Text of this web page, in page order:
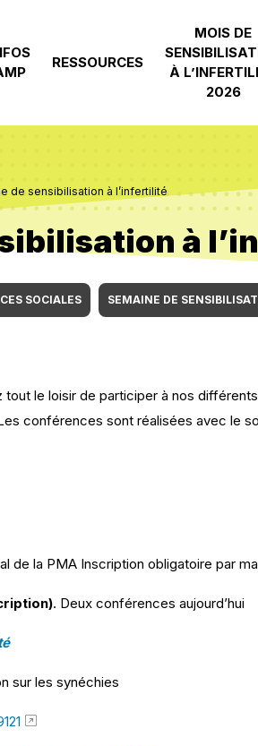
RESSOURCES
MOIS DE
À
2026
de sensibilisation à l’infertilité
à
SOCIALES SEMAINE DE
le loisir de participer à nos
conférences sont réalisées avec le
de la PMA Inscription obligatoire par
. Deux conférences aujourd’hui
sur les synéchies